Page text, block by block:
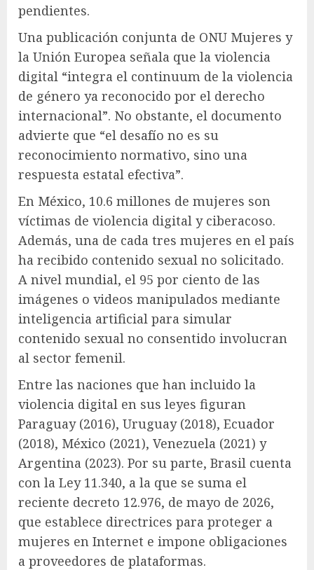
pendientes.
Una publicación conjunta de ONU Mujeres y
la Unión Europea señala que la violencia
digital “integra el continuum de la violencia
de género ya reconocido por el derecho
internacional”. No obstante, el documento
advierte que “el desafío no es su
reconocimiento normativo, sino una
respuesta estatal efectiva”.
En México, 10.6 millones de mujeres son
víctimas de violencia digital y ciberacoso.
Además, una de cada tres mujeres en el país
ha recibido contenido sexual no solicitado.
A nivel mundial, el 95 por ciento de las
imágenes o videos manipulados mediante
inteligencia artificial para simular
contenido sexual no consentido involucran
al sector femenil.
Entre las naciones que han incluido la
violencia digital en sus leyes figuran
Paraguay (2016), Uruguay (2018), Ecuador
(2018), México (2021), Venezuela (2021) y
Argentina (2023). Por su parte, Brasil cuenta
con la Ley 11.340, a la que se suma el
reciente decreto 12.976, de mayo de 2026,
que establece directrices para proteger a
mujeres en Internet e impone obligaciones
a proveedores de plataformas.